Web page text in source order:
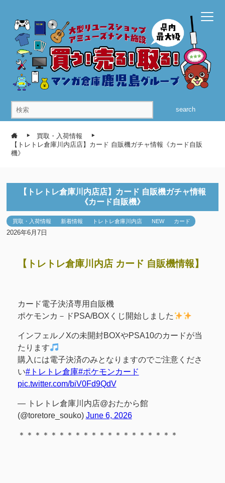
search
買取・入荷情報
【トレトレ倉庫川内店店】カード 自販機ガチャ情報《カード自販
機》
【トレトレ倉庫川内店店】カード 自販機ガチャ情報
《カード自販機》
買取・入荷情報 新着情報 トレトレ倉庫川内店 NEW カード
2026年6月7日
【トレトレ倉庫川内店 カード 自販機情報】
カード電子決済専用自販機
ポケモンカ－ドPSA/BOXくじ開始しました
インフェルノXの未開封BOXやPSA10のカードが当
たります
購入には電子決済のみとなりますのでご注意くださ
い#トレトレ倉庫#ポケモンカード
pic.twitter.com/biV0Fd9QdV
— トレトレ倉庫川内店@おたから館
(@toretore_souko) June 6, 2026
＊＊＊＊＊＊＊＊＊＊＊＊＊＊＊＊＊＊＊＊